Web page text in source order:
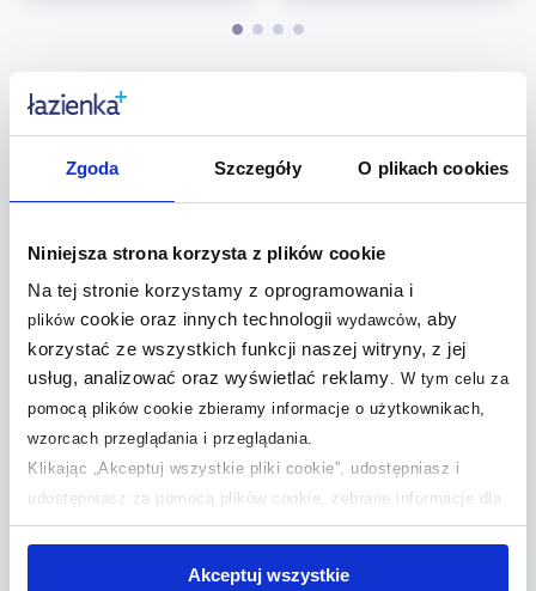
Zgoda Szczegóły O plikach cookies
Niniejsza strona korzysta z plików cookie
Na tej stronie korzystamy z oprogramowania i
plikówcookie oraz innych technologii wydawców, aby
korzystać ze wszystkich funkcji naszej witryny, z jej
usług, analizować oraz wyświetlać reklamy. W tym celu za
pomocą plików cookie zbieramy informacje o użytkownikach,
wzorcach przeglądania i przeglądania.
Klikając „Akceptuj wszystkie pliki cookie”, udostępniasz i
udostępniasz za pomocą plików cookie, zebrane informacje dla
użytkowników zewnętrznych, a także nasi partnerzy reklamowi.
Akceptuj wszystkie
Pytania i odpowiedzi (4)
Jakie środki czyszczące do łazienki wybrać
fug?
Czym różnią się środki czyszczące do
łazienki do kamienia, pleśni i osadów z
mydła i kiedy lepiej wybrać produkt
specjalistyczny niż uniwersalny?
+
Jak prawidłowo stosować środki
czyszczące do łazienki, aby skutecznie
czyściły, a jednocześnie były bezpieczne
dla powierzchni i domowników?
+